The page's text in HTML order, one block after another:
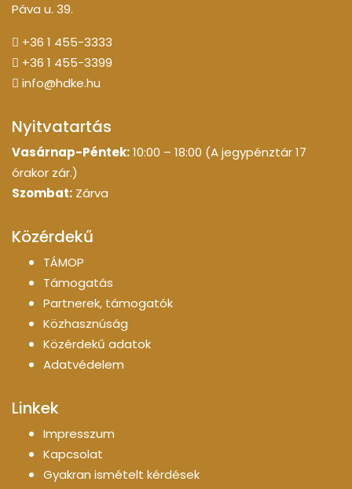
Páva u. 39.
+36 1 455-3333
+36 1 455-3399
info@hdke.hu
Nyitvatartás
Vasárnap-Péntek:10:00 – 18:00 (A jegypénztár 17
órakor zár.)
Szombat: Zárva
Közérdekű
TÁMOP
Támogatás
Partnerek, támogatók
Közhasznúság
Közérdekű adatok
Adatvédelem
Linkek
Impresszum
Kapcsolat
Gyakran ismételt kérdések